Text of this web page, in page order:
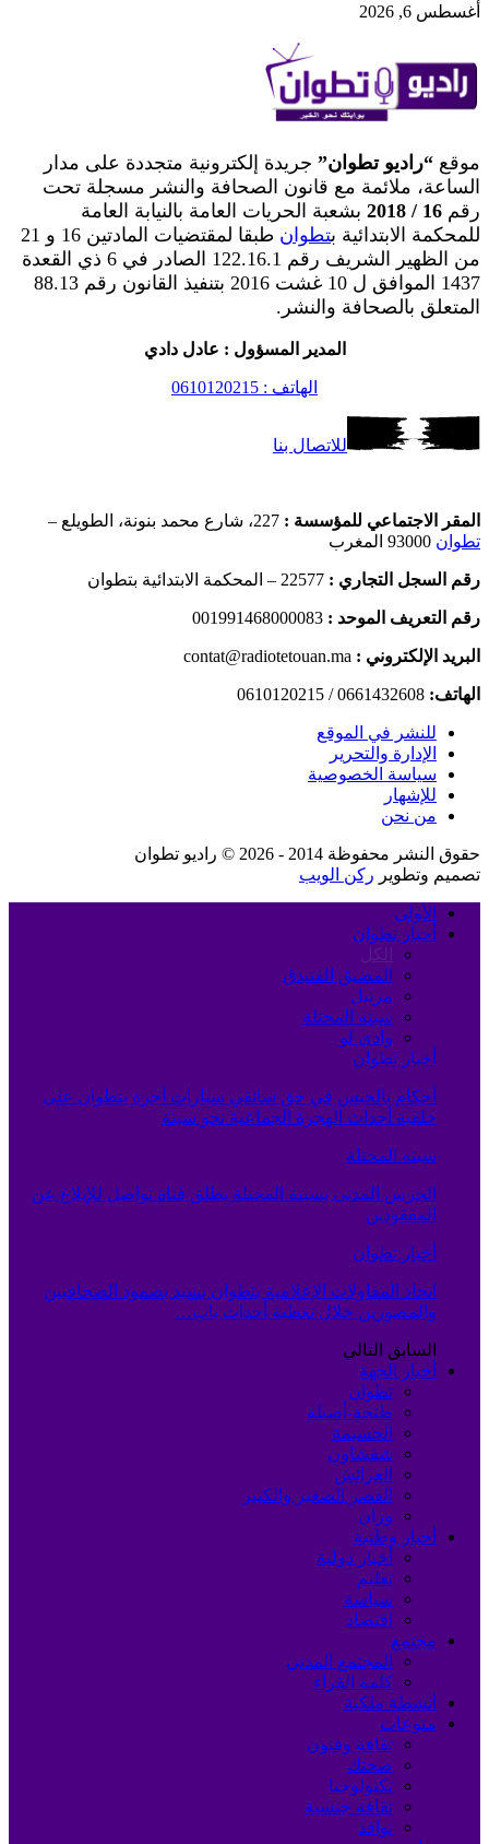
أغسطس 6, 2026
موقع “راديو تطوان” جريدة إلكترونية متجددة على مدار
الساعة، ملائمة مع قانون الصحافة والنشر مسجلة تحت
رقم 16 / 2018
بشعبة الحريات العامة بالنيابة العامة
للمحكمة الابتدائية بتطوان
طبقا لمقتضيات المادتين 16 و 21
من الظهير الشريف رقم 122.16.1 الصادر في 6 ذي القعدة
1437 الموافق ل 10 غشت 2016 بتنفيذ القانون رقم 88.13
المتعلق بالصحافة والنشر.
المدير المسؤول : عادل دادي
الهاتف : 0610120215
للاتصال بنا
المقر الاجتماعي للمؤسسة : 227، شارع محمد بنونة، الطويلع –
تطوان
رقم السجل التجاري : 22577 – المحكمة الابتدائية بتطوان
رقم التعريف الموحد : 001991468000083
البريد الإلكتروني : contat@radiotetouan.ma
الهاتف: 0661432608 / 0610120215
للنشر في الموقع
الإدارة والتحرير
سياسة الخصوصية
للإشهار
من نحن
حقوق النشر محفوظة 2014 - 2026 © راديو تطوان
تصميم وتطوير ركن الويب
الأولى
أخبار تطوان
الكل
المضيق الفنيدق
مرتيل
سبته المحتلة
وادي لو
أخبار تطوان
أحكام بالحبس في حق سائقي سيارات أجرة بتطوان على
خلفية أحداث الهجرة الجماعية نحو سبتة
سبته المحتلة
الحرس المدني بسبتة المحتلة يطلق قناة تواصل للإبلاغ عن
المفقودين
أخبار تطوان
اتحاد المقاولات الإعلامية بتطوان يشيد بصمود الصحافيين
والمصورين خلال تغطية أحداث باب…
السابق التالي
أخبار الجهة
تطوان
طنجة-أصيلة
الحسيمة
شفشاون
العرائش
القصر الصغير والكبير
وزان
أخبار وطنية
أخبار دولية
تعليم
سياسة
اقتصاد
مجتمع
المجتمع المدني
كلمة القراء
أنشطة ملكية
منوعات
ثقافة وفنون
صحتك
تكنولوجيا
ثقافة جنسية
نوافذ